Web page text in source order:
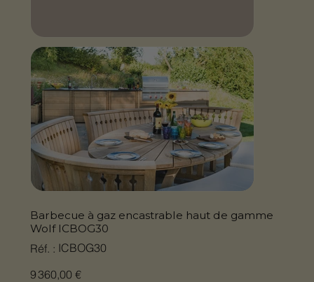
Barbecue à gaz encastrable haut de gamme
Wolf ICBOG30
Réf. : SKU
ICBOG30
ICBOG30
Prix
9 360,00 €